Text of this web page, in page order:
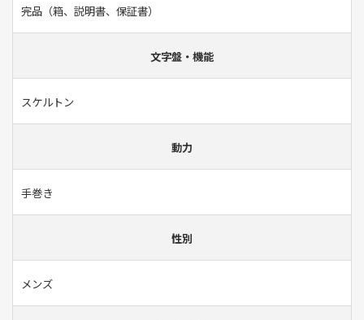
完品（箱、説明書、保証書）
文字盤・機能
スケルトン
動力
手巻き
性別
メンズ